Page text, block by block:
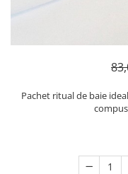
Dermatita seboreica
Caderea parului
PREPARATE
SOLUTIE
Pachet ritual de baie